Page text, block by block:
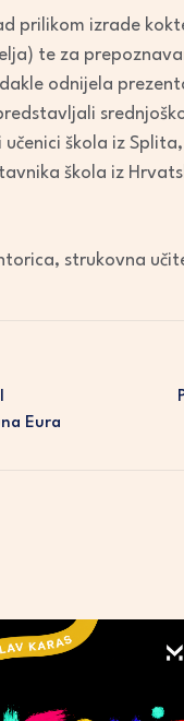
prilikom izrade
te za
odnijela
škola iz
škola iz
strukovna
Eura